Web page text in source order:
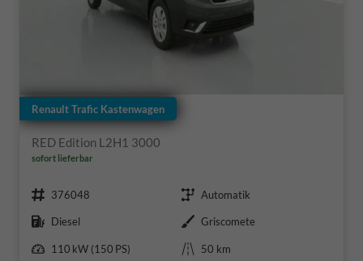
Renault Trafic Kastenwagen
RED Edition L2H1 3000
sofort lieferbar
Fahrzeugnr. 376048 Getriebe Automatik
Kraftstoff Diesel Außenfarbe Griscomete
Leistung
110 kW (150 PS) Kilometerstand 50 km